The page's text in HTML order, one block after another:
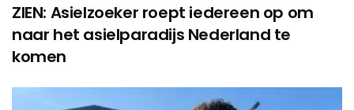
ZIEN: Asielzoeker roept iedereen op om
naar het asielparadijs Nederland te
komen